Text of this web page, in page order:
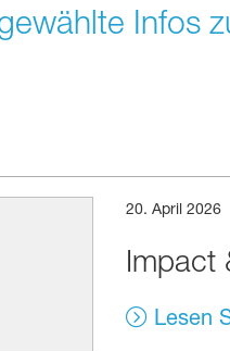
Infos
20. April 2026
Impact
Lesen